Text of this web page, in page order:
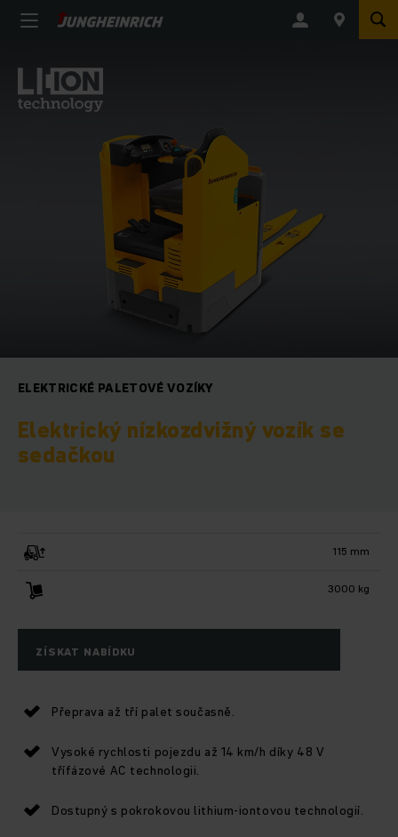
ELEKTRICKÉ PALETOVÉ VOZÍKY
Elektrický nízkozdvižný vozík se
sedačkou
115 mm
3000 kg
ZÍSKAT NABÍDKU
Přeprava až tří palet současně.
Vysoké rychlosti pojezdu až 14 km/h díky 48 V
třífázové AC technologii.
Dostupný s pokrokovou lithium-iontovou technologií.